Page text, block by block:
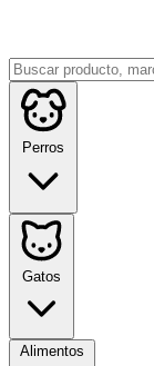
Perros
Gatos
Alimentos